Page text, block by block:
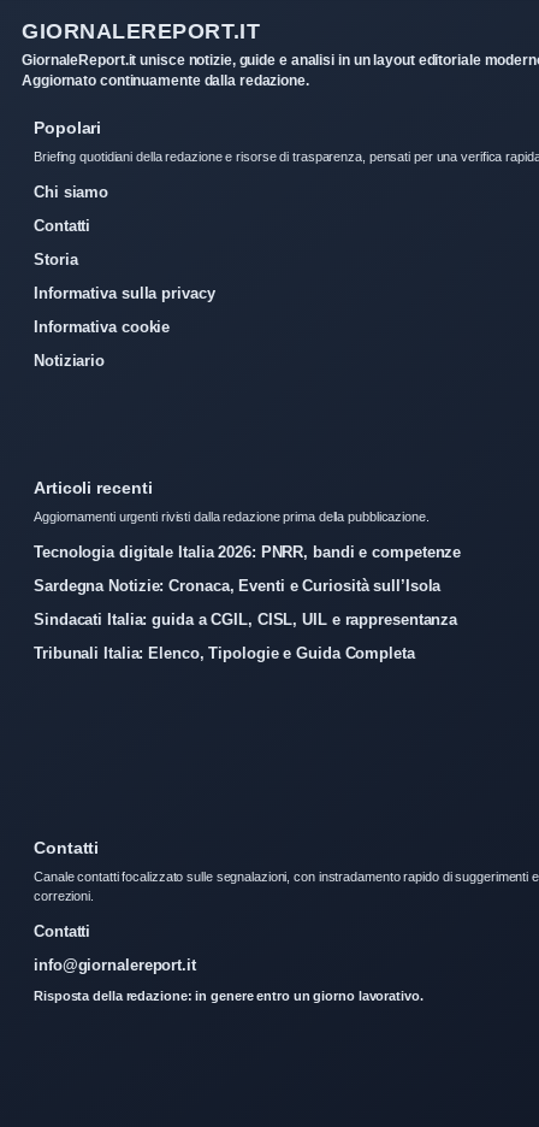
GIORNALEREPORT.IT
GiornaleReport.it unisce notizie, guide e analisi in un layout editoriale
Aggiornato continuamente dalla redazione.
Popolari
Briefing quotidiani della redazione e risorse di trasparenza, pensati per una verifica
Chi siamo
Contatti
Storia
Informativa sulla privacy
Informativa cookie
Notiziario
Articoli recenti
Aggiornamenti urgenti rivisti dalla redazione prima della pubblicazione.
Tecnologia digitale Italia 2026: PNRR, bandi e competenze
Sardegna Notizie: Cronaca, Eventi e Curiosità sull’Isola
Sindacati Italia: guida a CGIL, CISL, UIL e rappresentanza
Tribunali Italia: Elenco, Tipologie e Guida Completa
Contatti
Canale contatti focalizzato sulle segnalazioni, con instradamento rapido di suggerimenti e
correzioni.
Contatti
info@giornalereport.it
Risposta della redazione: in genere entro un giorno lavorativo.